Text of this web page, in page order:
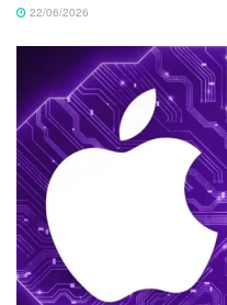
22/06/2026